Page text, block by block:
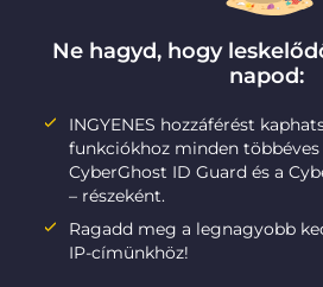
Ne hagyd, hogy
napod:
INGYENES hozzáférést
funkciókhoz minden többéves
CyberGhost ID Guard és a
– részeként.
Ragadd meg a legnagyobb
IP-címünkhöz!